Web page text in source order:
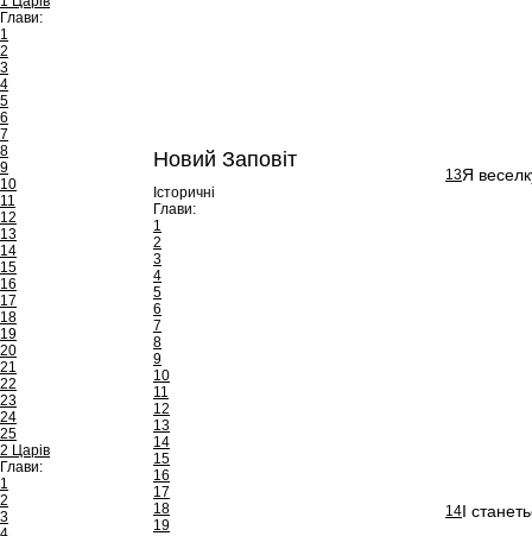
Глави:
1
2
3
4
5
6
7
8
9
10
11
12
13
14
15
16
17
18
19
20
21
22
23
24
25
2 Царів
Глави:
1
2
3
Новий Заповіт
Історичні
Глави:
1
2
3
4
5
6
7
8
9
10
11
12
13
14
15
16
17
18
19
13Я
14І